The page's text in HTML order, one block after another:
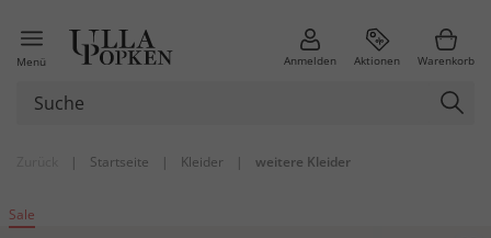
Menü Anmelden Aktionen Warenkorb
| Startseite | Kleider | weitere Kleider
Sale